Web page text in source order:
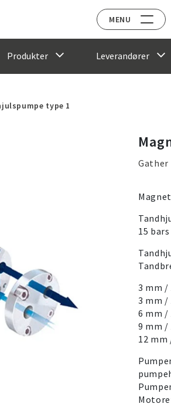
MENU
Produkter Leverandører
type 1
Gather
15
3 mm /
3 mm /
6 mm /
9 mm /
12 mm